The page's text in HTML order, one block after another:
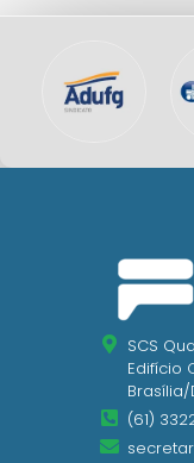
SCS
Edifício
Brasília/
(61)